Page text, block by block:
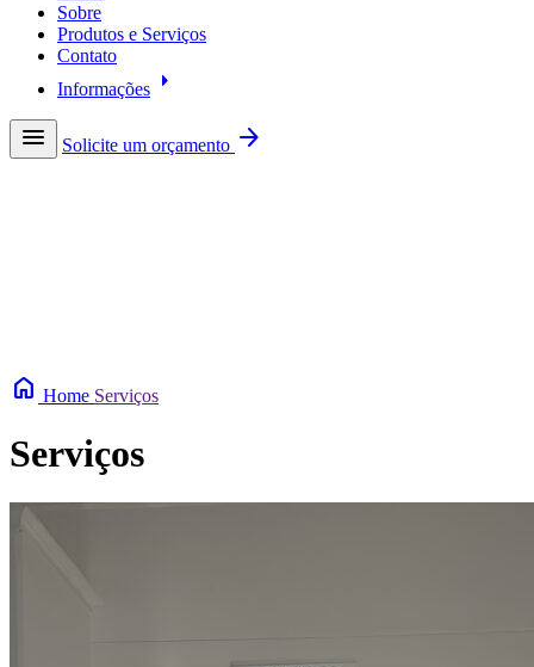
Sobre
Produtos e Serviços
Contato
Informações arrow_right
menu
Solicite um orçamento arrow_forward
home Home Serviços
Serviços